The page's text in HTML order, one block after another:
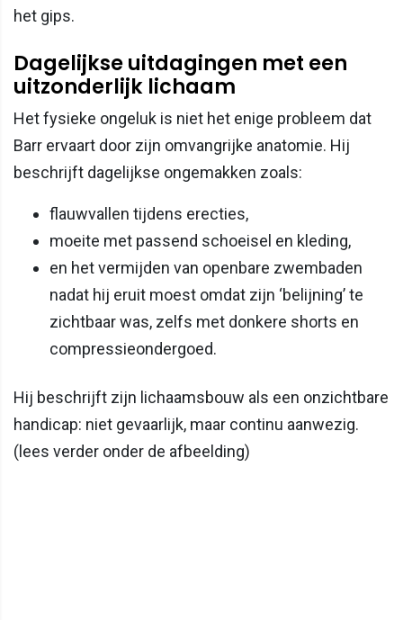
het gips.
Dagelijkse uitdagingen met een
uitzonderlijk lichaam
Het fysieke ongeluk is niet het enige probleem dat
Barr ervaart door zijn omvangrijke anatomie. Hij
beschrijft dagelijkse ongemakken zoals:
flauwvallen tijdens erecties,
moeite met passend schoeisel en kleding,
en het vermijden van openbare zwembaden
nadat hij eruit moest omdat zijn ‘belijning’ te
zichtbaar was, zelfs met donkere shorts en
compressieondergoed.
Hij beschrijft zijn lichaamsbouw als een onzichtbare
handicap: niet gevaarlijk, maar continu aanwezig.
(lees verder onder de afbeelding)